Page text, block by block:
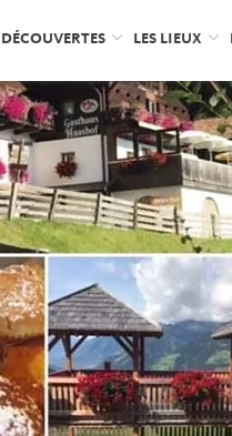
DÉCOUVERTES LES LIEUX